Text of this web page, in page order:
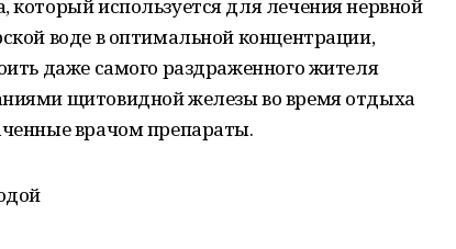
используется для лечения нервной
воде в оптимальной концентрации,
даже самого раздраженного жителя
щитовидной железы во время отдыха
врачом препараты.